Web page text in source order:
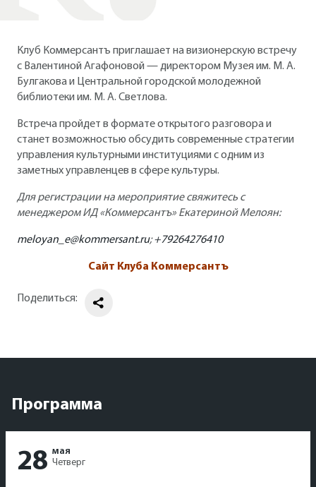
Клуб Коммерсантъ приглашает на визионерскую встречу
с Валентиной Агафоновой — директором Музея им. М. А.
Булгакова и Центральной городской молодежной
библиотеки им. М. А. Светлова.
Встреча пройдет в формате открытого разговора и
станет возможностью обсудить современные стратегии
управления культурными институциями с одним из
заметных управленцев в сфере культуры.
Для регистрации на мероприятие свяжитесь с
менеджером ИД «Коммерсантъ» Екатериной Мелоян:
meloyan_e@kommersant.ru;+79264276410
Сайт Клуба Коммерсантъ
Поделиться:
Программа
28 мая
Четверг